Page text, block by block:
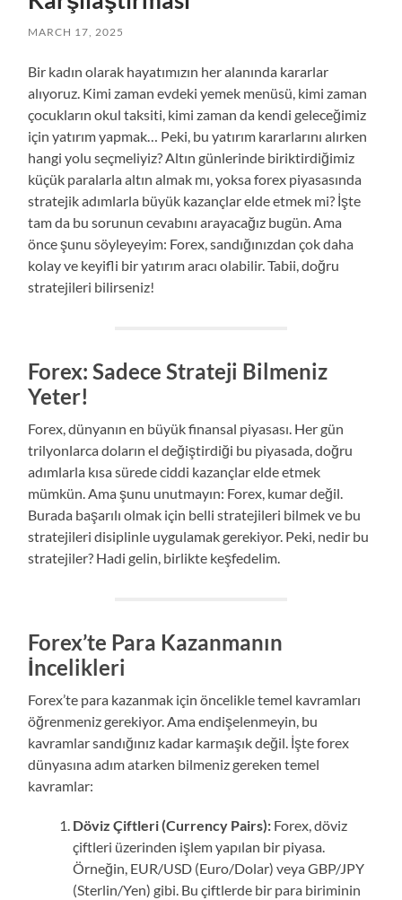
MARCH 17, 2025
Bir kadın olarak hayatımızın her alanında kararlar
alıyoruz. Kimi zaman evdeki yemek menüsü, kimi zaman
çocukların okul taksiti, kimi zaman da kendi geleceğimiz
için yatırım yapmak… Peki, bu yatırım kararlarını alırken
hangi yolu seçmeliyiz? Altın günlerinde biriktirdiğimiz
küçük paralarla altın almak mı, yoksa forex piyasasında
stratejik adımlarla büyük kazançlar elde etmek mi? İşte
tam da bu sorunun cevabını arayacağız bugün. Ama
önce şunu söyleyeyim: Forex, sandığınızdan çok daha
kolay ve keyifli bir yatırım aracı olabilir. Tabii, doğru
stratejileri bilirseniz!
Forex: Sadece Strateji Bilmeniz
Yeter!
Forex, dünyanın en büyük finansal piyasası. Her gün
trilyonlarca doların el değiştirdiği bu piyasada, doğru
adımlarla kısa sürede ciddi kazançlar elde etmek
mümkün. Ama şunu unutmayın: Forex, kumar değil.
Burada başarılı olmak için belli stratejileri bilmek ve bu
stratejileri disiplinle uygulamak gerekiyor. Peki, nedir bu
stratejiler? Hadi gelin, birlikte keşfedelim.
Forex’te Para Kazanmanın
İncelikleri
Forex’te para kazanmak için öncelikle temel kavramları
öğrenmeniz gerekiyor. Ama endişelenmeyin, bu
kavramlar sandığınız kadar karmaşık değil. İşte forex
dünyasına adım atarken bilmeniz gereken temel
kavramlar:
Döviz Çiftleri (Currency Pairs): Forex, döviz
çiftleri üzerinden işlem yapılan bir piyasa.
Örneğin, EUR/USD (Euro/Dolar) veya GBP/JPY
(Sterlin/Yen) gibi. Bu çiftlerde bir para biriminin